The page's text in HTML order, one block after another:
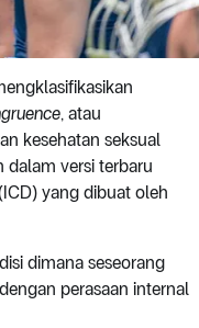
, atau
kesehatan seksual
dalam versi terbaru
yang dibuat oleh
dimana seseorang
perasaan internal